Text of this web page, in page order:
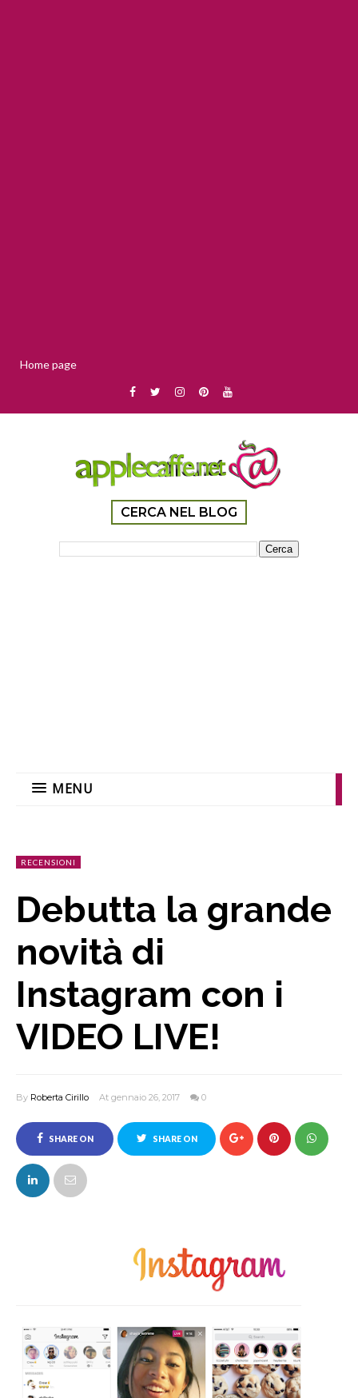
Home page
CERCA NEL BLOG
MENU
RECENSIONI
Debutta la grande
novità di
Instagram con i
VIDEO LIVE!
By Roberta Cirillo At gennaio 26, 2017 0
SHARE ON
FACEBOOK
SHARE ON